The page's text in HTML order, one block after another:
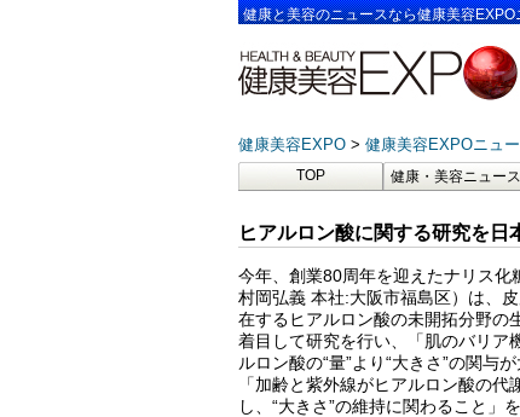
健康と美容のニュースなら健康美容EXPO
健康美容EXPO 健康美容EXPOニュ
TOP 健康・美容ニュース
ヒアルロン酸に関する研究を
今年、創業80周年を迎えたナリス化
村岡弘義 本社:大阪市福島区）は、
在するヒアルロン酸の未開拓分野の
着目して研究を行い、「肌のバリア
ルロン酸の“量”より“大きさ”の関与が
「加齢と紫外線がヒアルロン酸の代
し、“大きさ”の維持に関わること」